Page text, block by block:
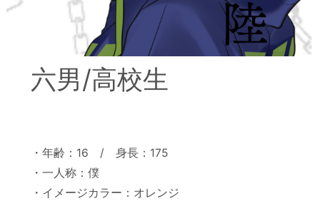
六男/高校生
・年齢：16 / 身長：175
・一人称：僕
・イメージカラー：オレンジ